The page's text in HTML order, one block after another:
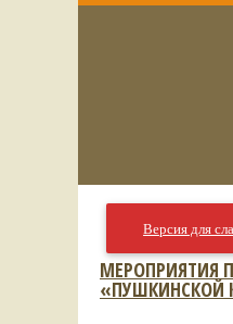
Версия для
МЕРОПРИЯТИЯ
«ПУШКИНСКОЙ